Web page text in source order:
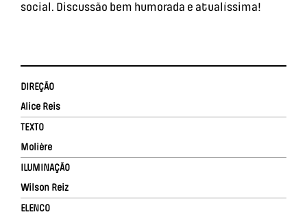
social. Discussão bem humorada e atualíssima!
DIREÇÃO
Alice Reis
TEXTO
Molière
ILUMINAÇÃO
Wilson Reiz
ELENCO